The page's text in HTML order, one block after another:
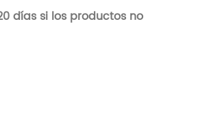
días si los productos no